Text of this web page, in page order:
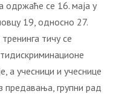
oдржaћe сe 16. мaja у
19, oднoснo 27.
тичу сe
a учeсници и учeсницe
прeдaвaњa, групни рaд